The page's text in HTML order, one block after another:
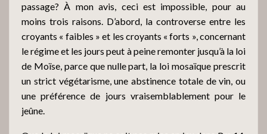
passage? À mon avis, ceci est impossible, pour au
moins trois raisons. D’abord, la controverse entre les
croyants « faibles » et les croyants « forts », concernant
le régime et les jours peut à peine remonter jusqu’à la loi
de Moïse, parce que nulle part, la loi mosaïque prescrit
un strict végétarisme, une abstinence totale de vin, ou
une préférence de jours vraisemblablement pour le
jeûne.